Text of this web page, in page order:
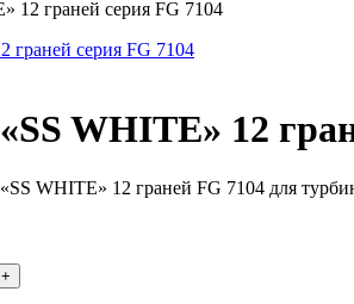
граней серия FG 7104
WHITE» 12
WHITE» 12 граней FG 7104 для
+